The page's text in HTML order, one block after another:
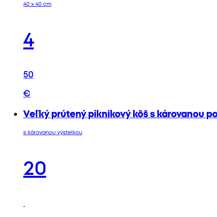
40 x 40 cm
4
50
€
Veľký prútený piknikový kôš s károvanou
s károvanou výstelkou
20